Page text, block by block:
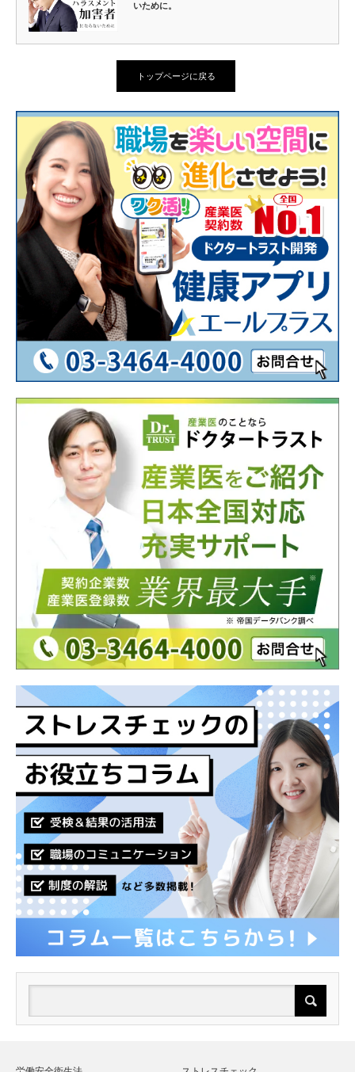
いために。
トップページに戻る